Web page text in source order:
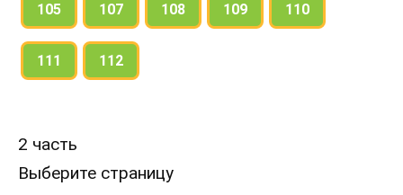
105 107 108 109 110
111 112
2 часть
Выберите страницу